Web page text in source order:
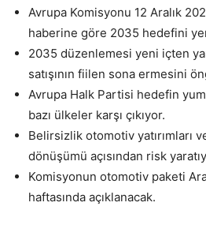
Avrupa Komisyonu 12 Aralık
haberine göre 2035 hedefini
2035 düzenlemesi yeni içten
satışının fiilen sona ermesini
Avrupa Halk Partisi hedefin
bazı ülkeler karşı çıkıyor.
Belirsizlik otomotiv yatırımları
dönüşümü açısından risk
Komisyonun otomotiv paketi
haftasında açıklanacak.